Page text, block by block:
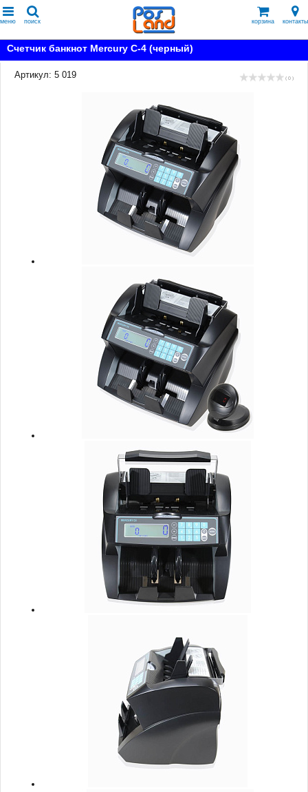
меню поиск корзина контакты
Счетчик банкнот Mercury C-4 (черный)
Артикул: 5 019 ( 0 )